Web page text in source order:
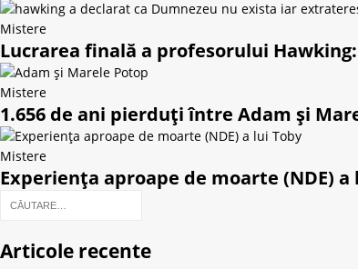
Mistere
Lucrarea finală a profesorului
Mistere
1.656 de ani pierduți între Adam și
Mistere
Experiența aproape de moarte (NDE) a
Articole recente